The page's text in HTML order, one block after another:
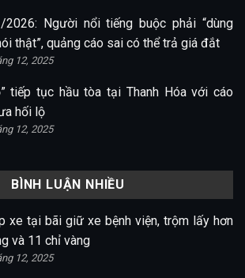
Người nổi tiếng buộc phải “dùng
thật”, quảng cáo sai có thể trả giá đắt
12, 2025
tiếp tục hầu tòa tại Thanh Hóa với cáo
hối lộ
12, 2025
BÌNH LUẬN NHIỀU
xe tại bãi giữ xe bệnh viện, trộm lấy hơn
và 11 chỉ vàng
12, 2025